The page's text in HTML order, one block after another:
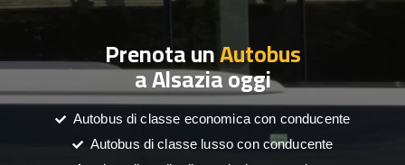
Prenota unAutobus
a Alsazia oggi
Autobus di classe economica con conducente
Autobus di classe lusso con conducente